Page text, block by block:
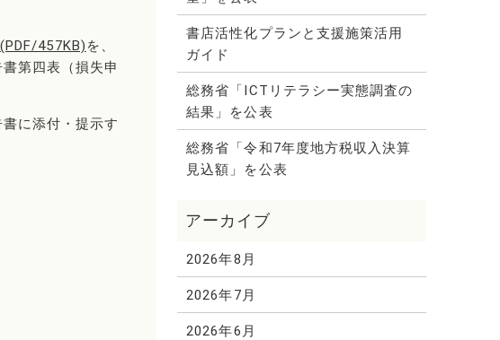
457KB) を、
第四表（損失申
に添付・提示す
書店活性化プランと支援施策活用
ガイド
総務省「ICTリテラシー実態調査の
結果」を公表
総務省「令和7年度地方税収入決算
見込額」を公表
2026年8月
2026年7月
2026年6月